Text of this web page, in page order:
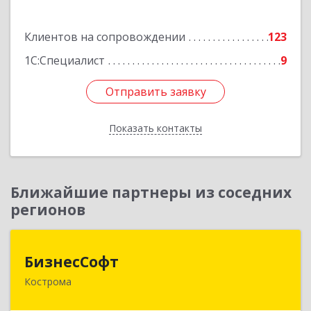
Клиентов на сопровождении
123
1С:Специалист
9
Отправить заявку
Показать контакты
Подробнее
Отправить заявку
Назад
Ближайшие партнеры из соседних
регионов
БизнесСофт
Кострома